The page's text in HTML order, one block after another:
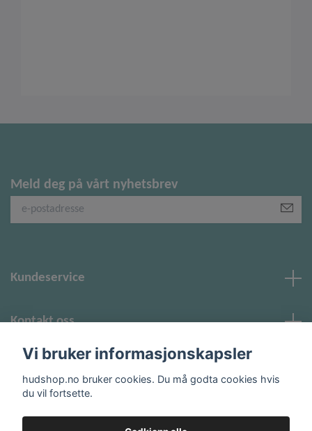
Meld deg på vårt nyhetsbrev
Kundeservice
Kontakt oss
Vi bruker informasjonskapsler
hudshop.no bruker cookies. Du må godta cookies hvis
du vil fortsette.